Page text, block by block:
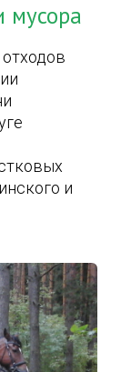
мусора
и